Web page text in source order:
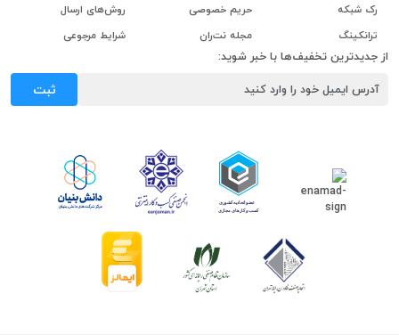
رک شبکه
ترانکینگ
حریم خصوصی
مجله نت‌ران
روش‌های ارسال
شرایط مرجوعی
از جدیدترین تخفیف‌ها با خبر شوید:
ثبت